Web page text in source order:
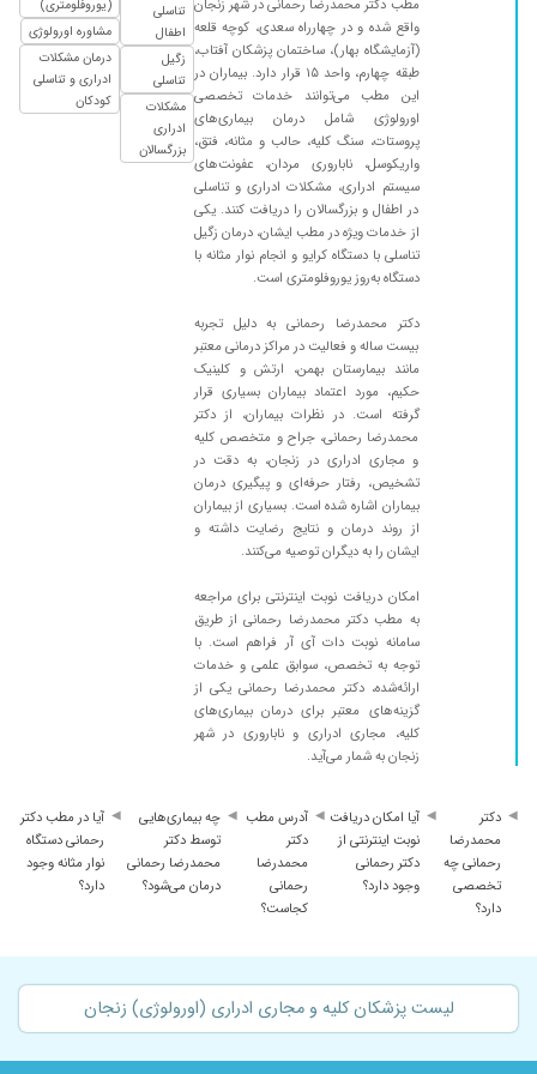
عدم رضایت ۱۴۰۵/۰۳/۲۶
خیلی خوش اخلاق ۱۴۰۰/۰۳/۲۵
مشکل توان جنس داشتم ولی هنوز جواب نگرفتم ۱۴۰۰/۰۷/۱۷
من پیگیری نکردم ایشون درست حدس زده بود ۱۴۰۳/۰۲/۱۷
بسیار خوب
خوب بودن.
شوهرم واریگوسل درجه 3 داشت .عمل کرد خوب
شد
عملسنگکلیه
عدم رضایت
سنگ کلیه داشتم
با احترام وخوش برخورد هستند
عدم رضایت
باد فتق داشتم عمل کردم بهتر شدم
سنگ کلیه -
سنگ کلیه داشتم عمل کردن سنک رودرآوردن ولی
باز کلیه ام دردمیکنه
نتیجش خوب بود
خیلی عالی بود
مشکل پروستات ، با دارو درحال درمان هستم
سلام تشکر می کنم آقای دکتر خیلی دکتر با تجربه
مشکل ناباروری داشتیم ،طوری که دکترای تهران
کاملاناامیدمون کرده بودن ولی بعدازمراجعه به
هستن سالم وتندرست باشن
واریکوسل ۱۴۰۲/۱۲/۱۸
مشکل پروستات ۱۴۰۱/۰۳/۳۰
خدمتشون رسیدم و مشکلم را حل کردن
دکتر رحمانی، بسیار باتجربه و مجرب هستند.. ۱۴۰۴/۰۹/۲۱
خوب و عالی ۱۴۰۳/۰۶/۱۶
سنگ کلیه ۱۳۹۹/۰۷/۲۷
مطب دکتر محمدرضا رحمانی در شهر زنجان
واقع شده و در چهارراه سعدی، کوچه قلعه
(آزمایشگاه بهار)، ساختمان پزشکان آفتاب،
طبقه چهارم، واحد ۱۵ قرار دارد. بیماران در
این مطب می‌توانند خدمات تخصصی
اورولوژی شامل درمان بیماری‌های
پروستات، سنگ کلیه، حالب و مثانه، فتق،
واریکوسل، ناباروری مردان، عفونت‌های
سیستم ادراری، مشکلات ادراری و تناسلی
در اطفال و بزرگسالان را دریافت کنند. یکی
از خدمات ویژه در مطب ایشان، درمان زگیل
تناسلی با دستگاه کرایو و انجام نوار مثانه با
دستگاه به‌روز یوروفلومتری است.
دکتر محمدرضا رحمانی به دلیل تجربه
بیست ساله و فعالیت در مراکز درمانی معتبر
مانند بیمارستان بهمن، ارتش و کلینیک
حکیم، مورد اعتماد بیماران بسیاری قرار
گرفته است. در نظرات بیماران، از دکتر
محمدرضا رحمانی، جراح و متخصص کلیه
و مجاری ادراری در زنجان، به دقت در
تشخیص، رفتار حرفه‌ای و پیگیری درمان
بیماران اشاره شده است. بسیاری از بیماران
از روند درمان و نتایج رضایت داشته و
ایشان را به دیگران توصیه می‌کنند.
امکان دریافت نوبت اینترنتی برای مراجعه
به مطب دکتر محمدرضا رحمانی از طریق
سامانه نوبت دات آی آر فراهم است. با
توجه به تخصص، سوابق علمی و خدمات
ارائه‌شده، دکتر محمدرضا رحمانی یکی از
گزینه‌های معتبر برای درمان بیماری‌های
کلیه، مجاری ادراری و ناباروری در شهر
زنجان به شمار می‌آید.
تناسلی
اطفال
زگیل
تناسلی
مشکلات
ادراری
بزرگسالان
(یوروفلومتری)
مشاوره اورولوژی
درمان مشکلات
ادراری و تناسلی
کودکان
دکتر
محمدرضا
رحمانی چه
تخصصی
دارد؟
آیا امکان دریافت
نوبت اینترنتی از
دکتر رحمانی
وجود دارد؟
آدرس مطب
دکتر
محمدرضا
رحمانی
کجاست؟
چه بیماری‌هایی
توسط دکتر
محمدرضا رحمانی
درمان می‌شود؟
آیا در مطب دکتر
رحمانی دستگاه
نوار مثانه وجود
دارد؟
لیست پزشکان کلیه و مجاری ادراری (اورولوژی) زنجان